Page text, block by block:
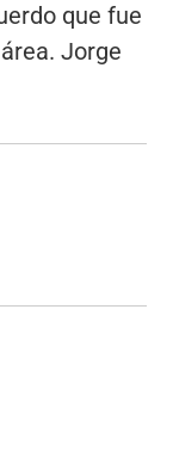
que fue
Jorge